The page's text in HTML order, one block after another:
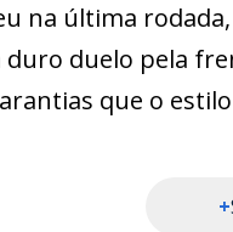
na última
duelo pela
que o
+